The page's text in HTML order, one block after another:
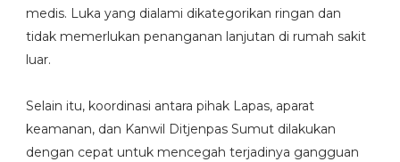
medis. Luka yang dialami dikategorikan ringan dan
tidak memerlukan penanganan lanjutan di rumah sakit
luar.
Selain itu, koordinasi antara pihak Lapas, aparat
keamanan, dan Kanwil Ditjenpas Sumut dilakukan
dengan cepat untuk mencegah terjadinya gangguan